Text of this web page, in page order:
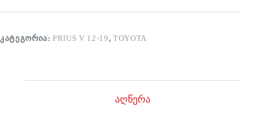
ᲙᲐᲢᲔᲒᲝᲠᲘᲐ:PRIUS V 12-19, TOYOTA
აღწერა